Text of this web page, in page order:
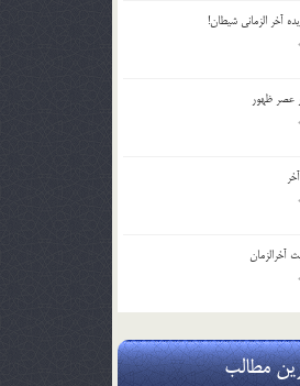
آخر الزماني شيطان!
عصر ظهور
آخرالزمان
مطالب